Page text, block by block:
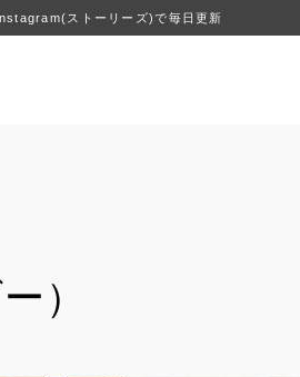
ストーリーズ)で毎日更新
）